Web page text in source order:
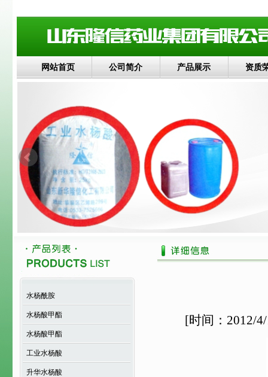
网站首页 公司简介 产品展示 资质
水杨酰胺
水杨酸甲酯
水杨酸甲酯
工业水杨酸
升华水杨酸
[时间：2012/